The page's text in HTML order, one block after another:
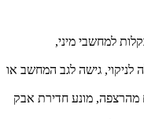
למחשבי מיני,
קלה לניקוי, גישה לגב המחשב או
מהרצפה, מונע חדירת אבק